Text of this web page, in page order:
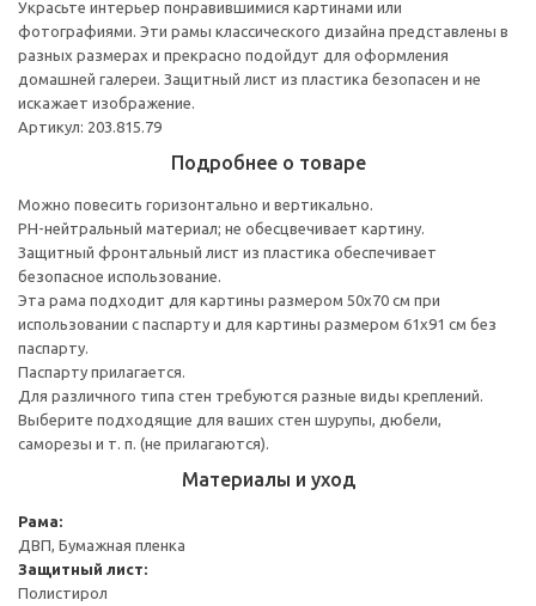
Украсьте интерьер понравившимися картинами или
фотографиями. Эти рамы классического дизайна представлены в
разных размерах и прекрасно подойдут для оформления
домашней галереи. Защитный лист из пластика безопасен и не
искажает изображение.
Артикул: 203.815.79
Подробнее о товаре
Можно повесить горизонтально и вертикально.
PH-нейтральный материал; не обесцвечивает картину.
Защитный фронтальный лист из пластика обеспечивает
безопасное использование.
Эта рама подходит для картины размером 50х70 см при
использовании с паспарту и для картины размером 61х91 см без
паспарту.
Паспарту прилагается.
Для различного типа стен требуются разные виды креплений.
Выберите подходящие для ваших стен шурупы, дюбели,
саморезы и т. п. (не прилагаются).
Материалы и уход
Рама:
ДВП, Бумажная пленка
Защитный лист:
Полистирол